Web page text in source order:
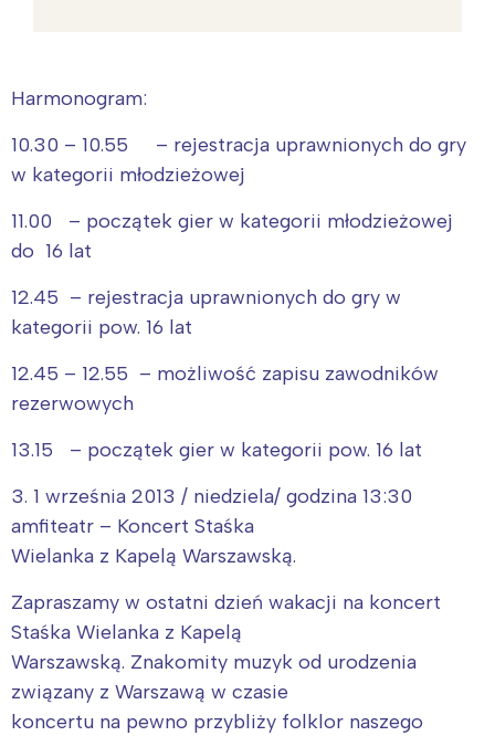
Harmonogram:
10.30 – 10.55 – rejestracja uprawnionych do gry
w kategorii młodzieżowej
11.00 – początek gier w kategorii młodzieżowej
do 16 lat
12.45 – rejestracja uprawnionych do gry w
kategorii pow. 16 lat
12.45 – 12.55 – możliwość zapisu zawodników
rezerwowych
13.15 – początek gier w kategorii pow. 16 lat
3. 1 września 2013 / niedziela/ godzina 13:30
amfiteatr – Koncert Staśka
Wielanka z Kapelą Warszawską.
Zapraszamy w ostatni dzień wakacji na koncert
Staśka Wielanka z Kapelą
Warszawską. Znakomity muzyk od urodzenia
związany z Warszawą w czasie
koncertu na pewno przybliży folklor naszego